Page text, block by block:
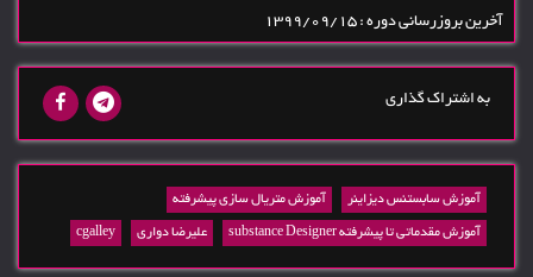
آخرین بروزرسانی دوره : 1399/09/15
به اشتراک گذاری
آموزش سابستنس دیزاینر آموزش متریال سازی پیشرفته
آموزش مقدماتی تا پیشرفته substance Designer علیرضا دواری cgalley